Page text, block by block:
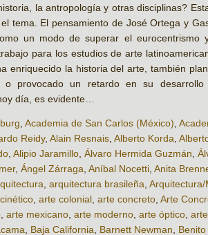
la antropología y otras disciplinas?
tema. El pensamiento de José Ortega y
un modo de superar el eurocentrismo
para los estudios de arte
enriquecido la historia del arte, también
o provocado un retardo en su
día, es evidente…
Academia de San Carlos (México)
Reidy, Alain Resnais Alberto Korda
Alipio Jaramillo Álvaro Hermida Guzmán
, Ángel Zárraga Aníbal Nocetti Anita
arquitectura brasileña Arquitectura/
arte colonial arte concreto Arte
arte mexicano arte moderno arte óptico
Baja California Barnett Newman